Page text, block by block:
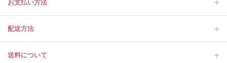
お支払い方法
配送方法
送料について